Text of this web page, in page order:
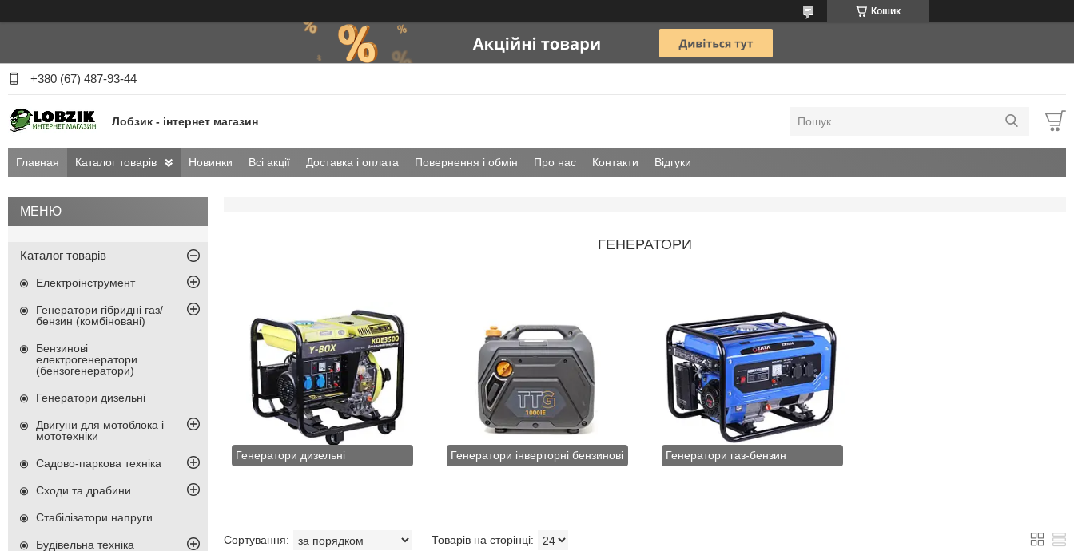
Кошик
+380 (67) 487-93-44
Лобзик - інтернет магазин
Главная Каталог товарів Новинки Всі акції Доставка і оплата Повернення і обмін Про нас Контакти Відгуки
ГЕНЕРАТОРИ
Генератори дизельні Генератори інверторні бензинові Генератори газ-бензин
Каталог товарів
Електроінструмент
Генератори гібридні газ/
бензин (комбіновані)
Бензинові
електрогенератори
(бензогенератори)
Генератори дизельні
Двигуни для мотоблока і
мототехніки
Садово-паркова техніка
Сходи та драбини
Стабілізатори напруги
Будівельна техніка